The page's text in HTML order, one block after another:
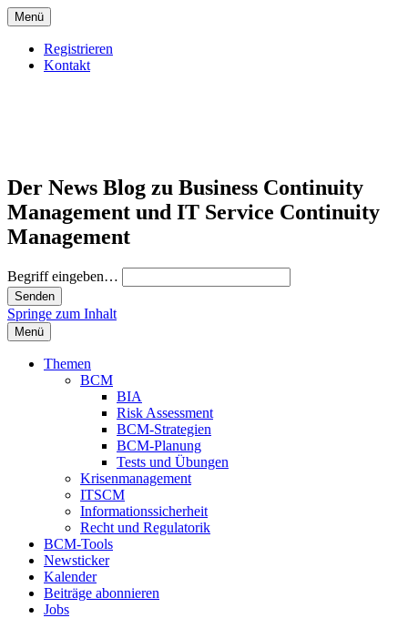
Menü
Registrieren
Kontakt
Der News Blog zu Business Continuity
Management und IT Service Continuity
Management
Begriff eingeben…
Springe zum Inhalt
Menü
Themen
BCM
BIA
Risk Assessment
BCM-Strategien
BCM-Planung
Tests und Übungen
Krisenmanagement
ITSCM
Informationssicherheit
Recht und Regulatorik
BCM-Tools
Newsticker
Kalender
Beiträge abonnieren
Jobs